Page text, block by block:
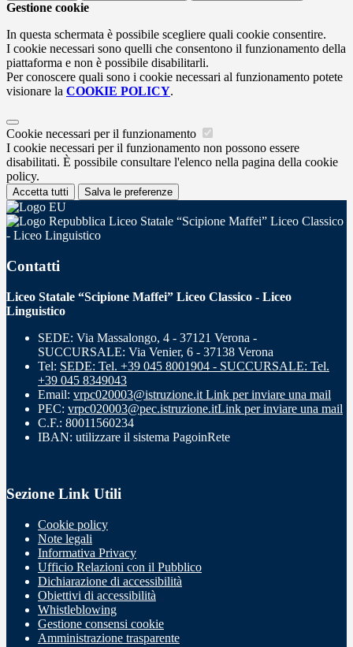
Gestione cookie
In questa schermata è possibile scegliere quali cookie consentire.
I cookie necessari sono quelli che consentono il funzionamento della
piattaforma e non è possibile disabilitarli.
Per conoscere quali sono i cookie necessari al funzionamento potete
visionare la COOKIE POLICY.
Cookie necessari per il funzionamento
I cookie necessari per il funzionamento non possono essere
disabilitati. È possibile consultare l'elenco nella pagina della cookie
policy.
Accetta tutti Salva le preferenze
Liceo Statale “Scipione Maffei” Liceo Classico
- Liceo Linguistico
Contatti
Liceo Statale “Scipione Maffei” Liceo Classico - Liceo
Linguistico
SEDE: Via Massalongo, 4 - 37121 Verona -
SUCCURSALE: Via Venier, 6 - 37138 Verona
Tel: SEDE: Tel. +39 045 8001904 - SUCCURSALE: Tel.
+39 045 8349043
Email: vrpc020003@istruzione.it Link per inviare una mail
PEC: vrpc020003@pec.istruzione.itLink per inviare una mail
C.F.: 80011560234
IBAN: utilizzare il sistema PagoinRete
Sezione Link Utili
Cookie policy
Note legali
Informativa Privacy
Ufficio Relazioni con il Pubblico
Dichiarazione di accessibilità
Obiettivi di accessibilità
Whistleblowing
Gestione consensi cookie
Amministrazione trasparente